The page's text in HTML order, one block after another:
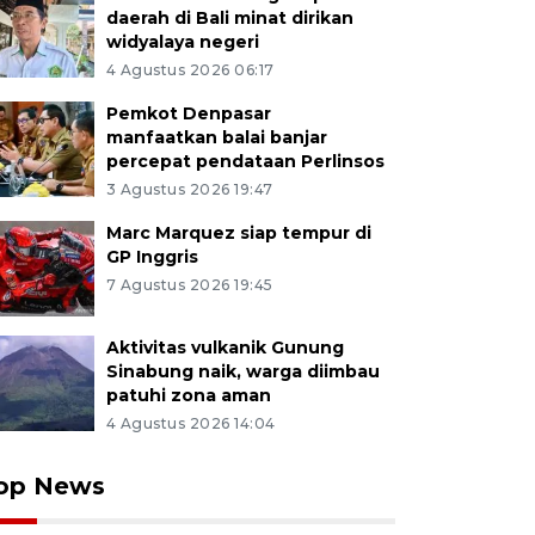
daerah di Bali minat dirikan
widyalaya negeri
4 Agustus 2026 06:17
Pemkot Denpasar
manfaatkan balai banjar
percepat pendataan Perlinsos
3 Agustus 2026 19:47
Marc Marquez siap tempur di
GP Inggris
7 Agustus 2026 19:45
Aktivitas vulkanik Gunung
Sinabung naik, warga diimbau
patuhi zona aman
4 Agustus 2026 14:04
News